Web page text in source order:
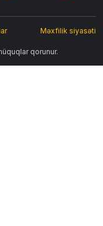
qorunur.
Məxfilik siyasəti